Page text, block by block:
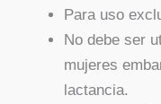
Para uso
No debe ser
mujeres
lactancia.